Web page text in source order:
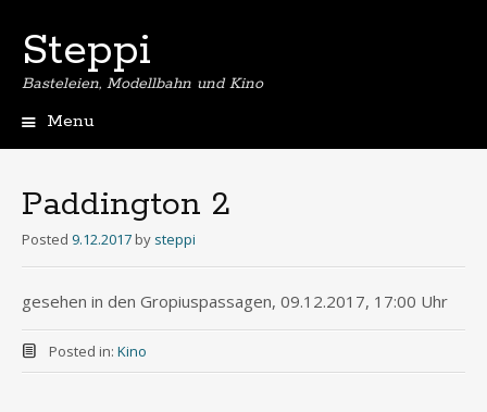
Steppi
Basteleien, Modellbahn und Kino
Menu
Paddington 2
Posted 9.12.2017 by steppi
gesehen in den Gropiuspassagen, 09.12.2017, 17:00 Uhr
Posted in: Kino